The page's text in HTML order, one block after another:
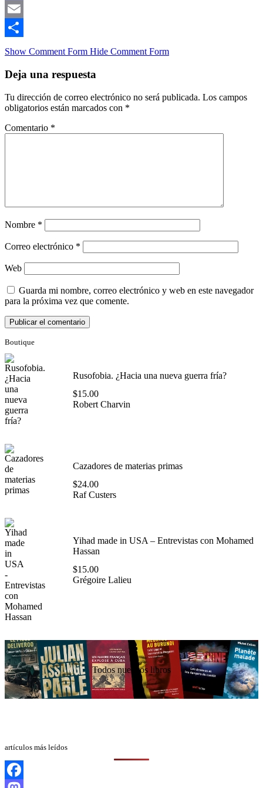
Mastodon
Email
Compartir
Show Comment Form Hide Comment Form
Deja una respuesta
Tu dirección de correo electrónico no será publicada. Los campos
obligatorios están marcados con *
Comentario *
Nombre *
Correo electrónico *
Web
Guarda mi nombre, correo electrónico y web en este navegador
para la próxima vez que comente.
Boutique
Rusofobia. ¿Hacia una nueva guerra fría?
$15.00
Robert Charvin
Cazadores de materias primas
$24.00
Raf Custers
Yihad made in USA – Entrevistas con Mohamed
Hassan
$15.00
Grégoire Lalieu
Todos nuestros libros
artículos más leídos